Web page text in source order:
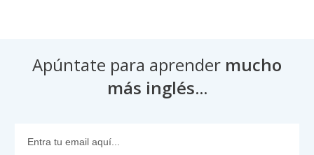
Apúntate para aprender mucho
más inglés...